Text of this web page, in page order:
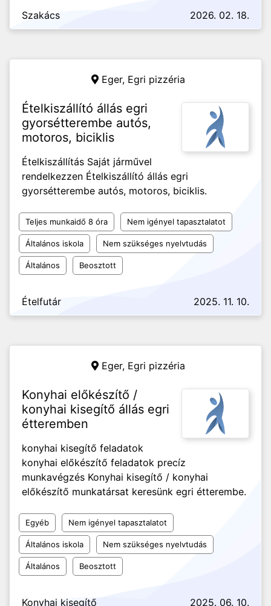
Szakács 2026. 02. 18.
Eger, Egri pizzéria
Ételkiszállító állás egri
gyorsétterembe autós,
motoros, biciklis
Ételkiszállítás Saját járművel
rendelkezzen Ételkiszállító állás egri
gyorsétterembe autós, motoros, biciklis.
Teljes munkaidő 8 óra Nem igényel tapasztalatot
Általános iskola Nem szükséges nyelvtudás
Általános Beosztott
Ételfutár 2025. 11. 10.
Eger, Egri pizzéria
Konyhai előkészítő /
konyhai kisegítő állás egri
étteremben
konyhai kisegítő feladatok
konyhai előkészítő feladatok precíz
munkavégzés Konyhai kisegítő / konyhai
előkészítő munkatársat keresünk egri étterembe.
Egyéb Nem igényel tapasztalatot
Általános iskola Nem szükséges nyelvtudás
Általános Beosztott
Konyhai kisegítő 2025. 06. 10.